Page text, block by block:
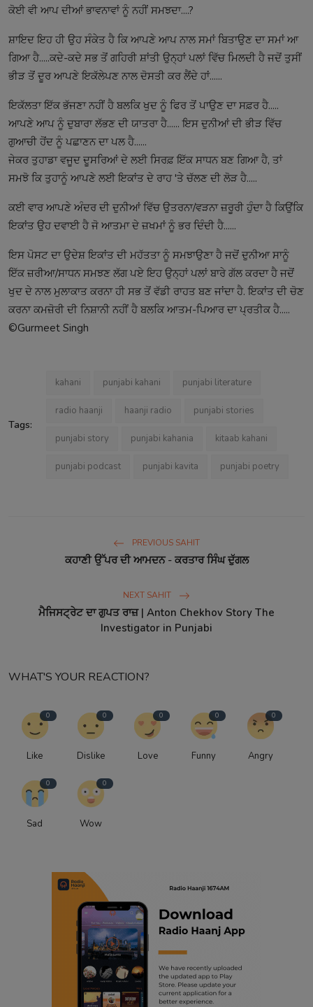
ਕੋਈ ਵੀ ਆਪ ਦੀਆਂ ਭਾਵਨਾਵਾਂ ਨੂੰ ਨਹੀਂ ਸਮਝਦਾ....?
ਸ਼ਾਇਦ ਇਹ ਹੀ ਉਹ ਸੰਕੇਤ ਹੈ ਕਿ ਆਪਣੇ ਆਪ ਨਾਲ ਸਮਾਂ ਬਿਤਾਉਣ ਦਾ ਸਮਾਂ ਆ
ਗਿਆ ਹੈ.....ਕਦੇ-ਕਦੇ ਸਭ ਤੋਂ ਗਹਿਰੀ ਸ਼ਾਂਤੀ ਉਨ੍ਹਾਂ ਪਲਾਂ ਵਿੱਚ ਮਿਲਦੀ ਹੈ ਜਦੋਂ ਤੁਸੀਂ
ਭੀੜ ਤੋਂ ਦੂਰ ਆਪਣੇ ਇਕੱਲੇਪਣ ਨਾਲ ਦੋਸਤੀ ਕਰ ਲੈਂਦੇ ਹਾਂ......
ਇਕੱਲਤਾ ਇੱਕ ਭੱਜਣਾ ਨਹੀਂ ਹੈ ਬਲਕਿ ਖੁਦ ਨੂੰ ਫਿਰ ਤੋਂ ਪਾਉਣ ਦਾ ਸਫ਼ਰ ਹੈ.....
ਆਪਣੇ ਆਪ ਨੂੰ ਦੁਬਾਰਾ ਲੱਭਣ ਦੀ ਯਾਤਰਾ ਹੈ...... ਇਸ ਦੁਨੀਆਂ ਦੀ ਭੀੜ ਵਿੱਚ
ਗੁਆਚੀ ਹੋਂਦ ਨੂੰ ਪਛਾਣਨ ਦਾ ਪਲ ਹੈ......
ਜੇਕਰ ਤੁਹਾਡਾ ਵਜੂਦ ਦੂਸਰਿਆਂ ਦੇ ਲਈ ਸਿਰਫ਼ ਇੱਕ ਸਾਧਨ ਬਣ ਗਿਆ ਹੈ, ਤਾਂ
ਸਮਝੋ ਕਿ ਤੁਹਾਨੂੰ ਆਪਣੇ ਲਈ ਇਕਾਂਤ ਦੇ ਰਾਹ 'ਤੇ ਚੱਲਣ ਦੀ ਲੋੜ ਹੈ.....
ਕਈ ਵਾਰ ਆਪਣੇ ਅੰਦਰ ਦੀ ਦੁਨੀਆਂ ਵਿੱਚ ਉਤਰਨਾ/ਵੜਨਾ ਜ਼ਰੂਰੀ ਹੁੰਦਾ ਹੈ ਕਿਉਂਕਿ
ਇਕਾਂਤ ਉਹ ਦਵਾਈ ਹੈ ਜੋ ਆਤਮਾ ਦੇ ਜ਼ਖਮਾਂ ਨੂੰ ਭਰ ਦਿੰਦੀ ਹੈ......
ਇਸ ਪੋਸਟ ਦਾ ਉਦੇਸ਼ ਇਕਾਂਤ ਦੀ ਮਹੱਤਤਾ ਨੂੰ ਸਮਝਾਉਣਾ ਹੈ ਜਦੋਂ ਦੁਨੀਆ ਸਾਨੂੰ
ਇੱਕ ਜ਼ਰੀਆ/ਸਾਧਨ ਸਮਝਣ ਲੱਗ ਪਏ ਇਹ ਉਨ੍ਹਾਂ ਪਲਾਂ ਬਾਰੇ ਗੱਲ ਕਰਦਾ ਹੈ ਜਦੋਂ
ਖੁਦ ਦੇ ਨਾਲ ਮੁਲਾਕਾਤ ਕਰਨਾ ਹੀ ਸਭ ਤੋਂ ਵੱਡੀ ਰਾਹਤ ਬਣ ਜਾਂਦਾ ਹੈ. ਇਕਾਂਤ ਦੀ ਚੋਣ
ਕਰਨਾ ਕਮਜ਼ੋਰੀ ਦੀ ਨਿਸ਼ਾਨੀ ਨਹੀਂ ਹੈ ਬਲਕਿ ਆਤਮ-ਪਿਆਰ ਦਾ ਪ੍ਰਤੀਕ ਹੈ.....
©️Gurmeet Singh
Tags:
kahani punjabi kahani punjabi literature
radio haanji haanji radio punjabi stories
punjabi story punjabi kahania kitaab kahani
punjabi podcast punjabi kavita punjabi poetry
PREVIOUS SAHIT
ਕਹਾਣੀ ਉੱਪਰ ਦੀ ਆਮਦਨ - ਕਰਤਾਰ ਸਿੰਘ ਦੁੱਗਲ
NEXT SAHIT
ਮੈਜਿਸਟ੍ਰੇਟ ਦਾ ਗੁਪਤ ਰਾਜ਼ | Anton Chekhov Story The
Investigator in Punjabi
WHAT'S YOUR REACTION?
0
Like
0
Dislike
0
Love
0
Funny
0
Angry
0
Sad
0
Wow